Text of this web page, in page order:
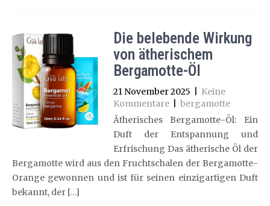
Die belebende Wirkung
von ätherischem
Bergamotte-Öl
21 November 2025
Keine
Kommentare
bergamotte
Ätherisches Bergamotte-Öl: Ein
Duft der Entspannung und
Erfrischung Das ätherische Öl der
Bergamotte wird aus den Fruchtschalen der Bergamotte-
Orange gewonnen und ist für seinen einzigartigen Duft
bekannt, der […]